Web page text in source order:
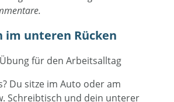
im unteren Rücken
für den Arbeitsalltag
Du sitze im Auto oder am
Schreibtisch und dein unterer